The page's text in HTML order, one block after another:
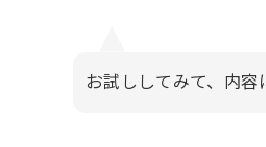
お試ししてみて、内